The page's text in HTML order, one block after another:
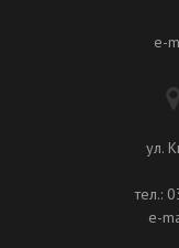
e-
ул.
тел.:
e-